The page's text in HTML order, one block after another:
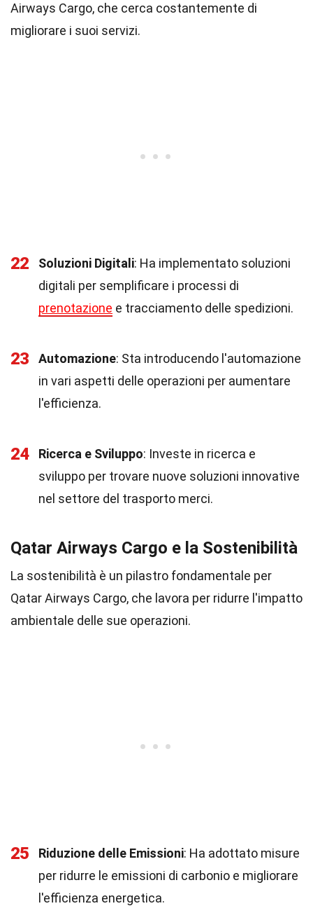
Airways Cargo, che cerca costantemente di
migliorare i suoi servizi.
22 Soluzioni Digitali: Ha implementato soluzioni
digitali per semplificare i processi di
prenotazione e tracciamento delle spedizioni.
23 Automazione: Sta introducendo l'automazione
in vari aspetti delle operazioni per aumentare
l'efficienza.
24 Ricerca e Sviluppo: Investe in ricerca e
sviluppo per trovare nuove soluzioni innovative
nel settore del trasporto merci.
Qatar Airways Cargo e la Sostenibilità
La sostenibilità è un pilastro fondamentale per
Qatar Airways Cargo, che lavora per ridurre l'impatto
ambientale delle sue operazioni.
25 Riduzione delle Emissioni: Ha adottato misure
per ridurre le emissioni di carbonio e migliorare
l'efficienza energetica.